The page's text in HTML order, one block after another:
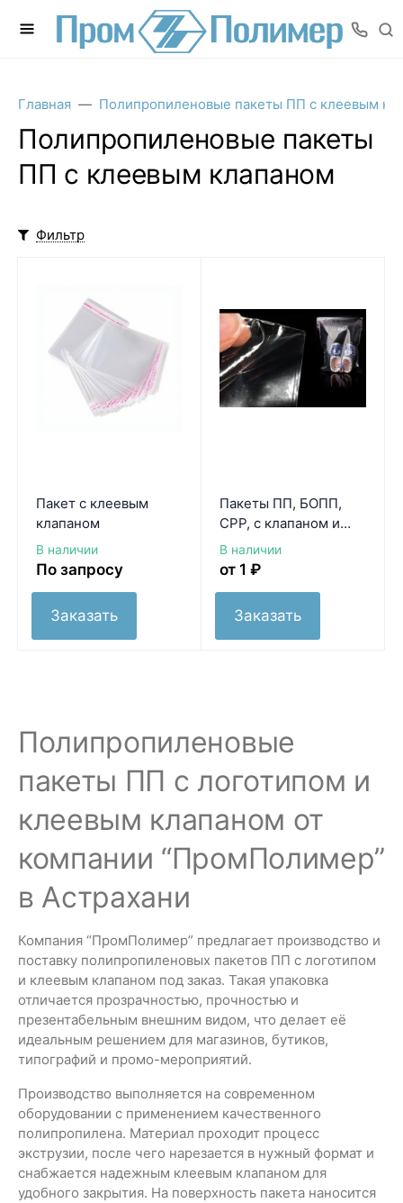
Главная Полипропиленовые пакеты ПП с клеевым
Полипропиленовые пакеты
ПП с клеевым клапаном
Фильтр
Пакет с клеевым
клапаном
В наличии
По запросу
Заказать
Пакеты ПП, БОПП,
СРР, с клапаном и
клеевым слоем
В наличии
от 1 ₽
Заказать
Полипропиленовые
пакеты ПП с логотипом и
клеевым клапаном от
компании “ПромПолимер”
в Астрахани
Компания “ПромПолимер” предлагает производство и
поставку полипропиленовых пакетов ПП с логотипом
и клеевым клапаном под заказ. Такая упаковка
отличается прозрачностью, прочностью и
презентабельным внешним видом, что делает её
идеальным решением для магазинов, бутиков,
типографий и промо-мероприятий.
Производство выполняется на современном
оборудовании с применением качественного
полипропилена. Материал проходит процесс
экструзии, после чего нарезается в нужный формат и
снабжается надежным клеевым клапаном для
удобного закрытия. На поверхность пакета наносится